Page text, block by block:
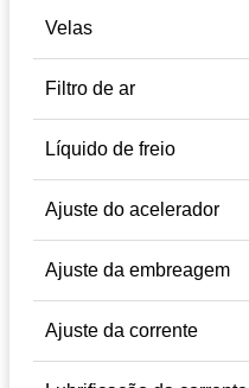
Velas
Filtro de ar
Líquido de freio
Ajuste do acelerador
Ajuste da embreagem
Ajuste da corrente